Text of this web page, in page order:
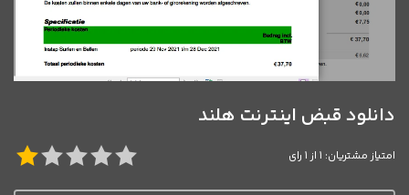
دانلود قبض اینترنت هلند
امتیاز مشتریان: 1 از 1 رای